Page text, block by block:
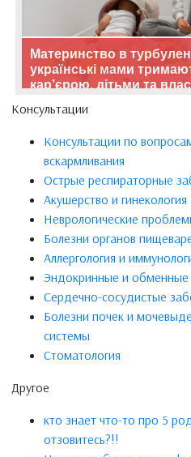
Материнство в
українські мами
кар’єрою, дітьми та
Консультации
Консультации по
вскармливания
Острые респираторные
Акушерство и гинекология
Неврологические
Болезни органов
Аллергология и
Эндокринные и обменные
Сердечно-сосудистые
Болезни почек и
системы
Стоматология
Другое
кто знает что-то про 5
отзовитесь?!!